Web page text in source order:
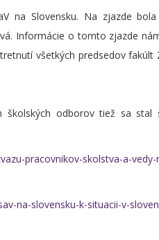
na Slovensku. Na zjazde
Informácie o tomto zjazde
všetkých predsedov fakúlt
školských odborov tiež sa stal
pracovnikov-skolstva-a-vedy-
na-slovensku-k-situacii-v-